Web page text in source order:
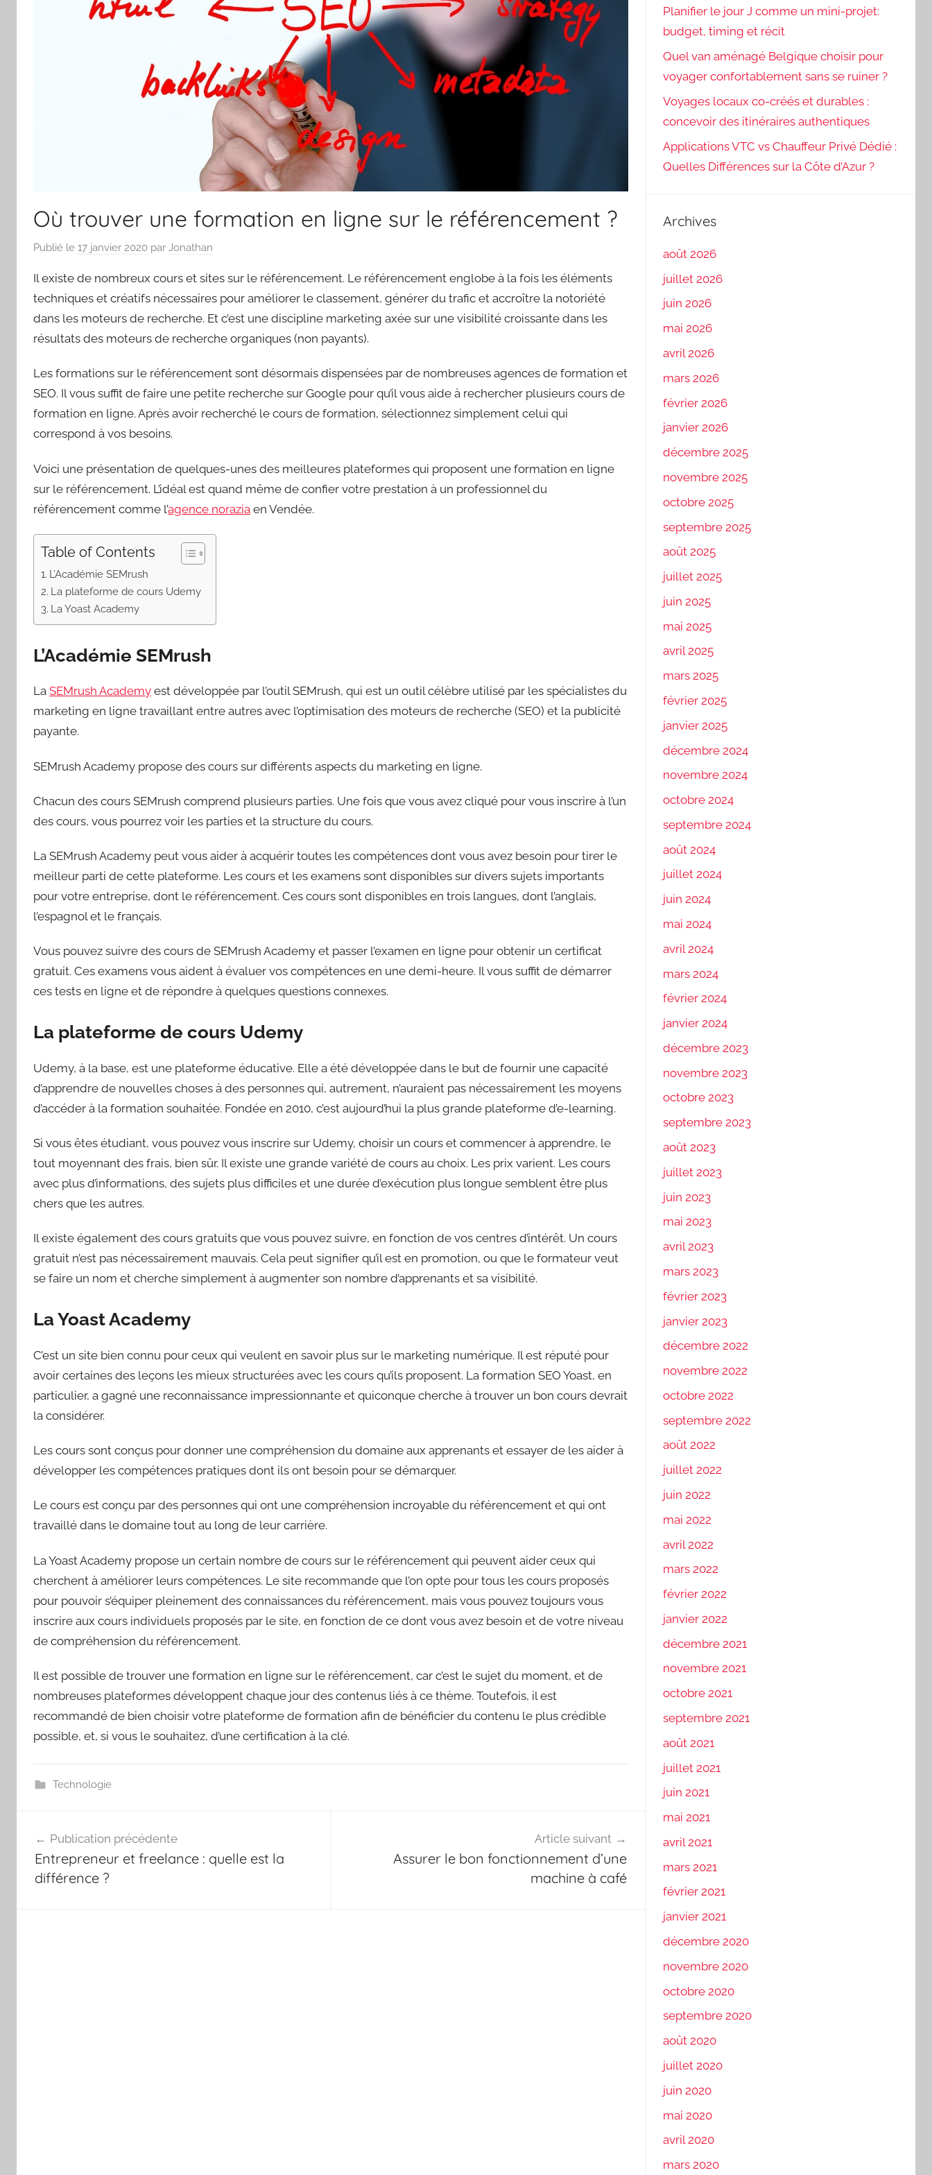
Où trouver une formation en ligne sur le référencement ?
Publié le 17 janvier 2020 par Jonathan
Il existe de nombreux cours et sites sur le référencement. Le référencement englobe à la fois les éléments
techniques et créatifs nécessaires pour améliorer le classement, générer du trafic et accroître la notoriété
dans les moteurs de recherche. Et c’est une discipline marketing axée sur une visibilité croissante dans les
résultats des moteurs de recherche organiques (non payants).
Les formations sur le référencement sont désormais dispensées par de nombreuses agences de formation et
SEO. Il vous suffit de faire une petite recherche sur Google pour qu’il vous aide à rechercher plusieurs cours de
formation en ligne. Après avoir recherché le cours de formation, sélectionnez simplement celui qui
correspond à vos besoins.
Voici une présentation de quelques-unes des meilleures plateformes qui proposent une formation en ligne
sur le référencement. L’idéal est quand même de confier votre prestation à un professionnel du
référencement comme l’agence norazia en Vendée.
Table of Contents
L’Académie SEMrush
La plateforme de cours Udemy
La Yoast Academy
L’Académie SEMrush
La SEMrush Academy est développée par l’outil SEMrush, qui est un outil célèbre utilisé par les spécialistes du
marketing en ligne travaillant entre autres avec l’optimisation des moteurs de recherche (SEO) et la publicité
payante.
SEMrush Academy propose des cours sur différents aspects du marketing en ligne.
Chacun des cours SEMrush comprend plusieurs parties. Une fois que vous avez cliqué pour vous inscrire à l’un
des cours, vous pourrez voir les parties et la structure du cours.
La SEMrush Academy peut vous aider à acquérir toutes les compétences dont vous avez besoin pour tirer le
meilleur parti de cette plateforme. Les cours et les examens sont disponibles sur divers sujets importants
pour votre entreprise, dont le référencement. Ces cours sont disponibles en trois langues, dont l’anglais,
l’espagnol et le français.
Vous pouvez suivre des cours de SEMrush Academy et passer l’examen en ligne pour obtenir un certificat
gratuit. Ces examens vous aident à évaluer vos compétences en une demi-heure. Il vous suffit de démarrer
ces tests en ligne et de répondre à quelques questions connexes.
La plateforme de cours Udemy
Udemy, à la base, est une plateforme éducative. Elle a été développée dans le but de fournir une capacité
d’apprendre de nouvelles choses à des personnes qui, autrement, n’auraient pas nécessairement les moyens
d’accéder à la formation souhaitée. Fondée en 2010, c’est aujourd’hui la plus grande plateforme d’e-learning.
Si vous êtes étudiant, vous pouvez vous inscrire sur Udemy, choisir un cours et commencer à apprendre, le
tout moyennant des frais, bien sûr. Il existe une grande variété de cours au choix. Les prix varient. Les cours
avec plus d’informations, des sujets plus difficiles et une durée d’exécution plus longue semblent être plus
chers que les autres.
Il existe également des cours gratuits que vous pouvez suivre, en fonction de vos centres d’intérêt. Un cours
gratuit n’est pas nécessairement mauvais. Cela peut signifier qu’il est en promotion, ou que le formateur veut
se faire un nom et cherche simplement à augmenter son nombre d’apprenants et sa visibilité.
La Yoast Academy
C’est un site bien connu pour ceux qui veulent en savoir plus sur le marketing numérique. Il est réputé pour
avoir certaines des leçons les mieux structurées avec les cours qu’ils proposent. La formation SEO Yoast, en
particulier, a gagné une reconnaissance impressionnante et quiconque cherche à trouver un bon cours devrait
la considérer.
Les cours sont conçus pour donner une compréhension du domaine aux apprenants et essayer de les aider à
développer les compétences pratiques dont ils ont besoin pour se démarquer.
Le cours est conçu par des personnes qui ont une compréhension incroyable du référencement et qui ont
travaillé dans le domaine tout au long de leur carrière.
La Yoast Academy propose un certain nombre de cours sur le référencement qui peuvent aider ceux qui
cherchent à améliorer leurs compétences. Le site recommande que l’on opte pour tous les cours proposés
pour pouvoir s’équiper pleinement des connaissances du référencement, mais vous pouvez toujours vous
inscrire aux cours individuels proposés par le site, en fonction de ce dont vous avez besoin et de votre niveau
de compréhension du référencement.
Il est possible de trouver une formation en ligne sur le référencement, car c’est le sujet du moment, et de
nombreuses plateformes développent chaque jour des contenus liés à ce thème. Toutefois, il est
recommandé de bien choisir votre plateforme de formation afin de bénéficier du contenu le plus crédible
possible, et, si vous le souhaitez, d’une certification à la clé.
Technologie
de
l’article
Publication précédente
Entrepreneur et freelance : quelle est la
différence ?
Article suivant
Assurer le bon fonctionnement d’une
machine à café
Planifier le jour J comme un mini-projet:
budget, timing et récit
Quel van aménagé Belgique choisir pour
voyager confortablement sans se ruiner ?
Voyages locaux co-créés et durables :
concevoir des itinéraires authentiques
Applications VTC vs Chauffeur Privé Dédié :
Quelles Différences sur la Côte d’Azur ?
Archives
août 2026
juillet 2026
juin 2026
mai 2026
avril 2026
mars 2026
février 2026
janvier 2026
décembre 2025
novembre 2025
octobre 2025
septembre 2025
août 2025
juillet 2025
juin 2025
mai 2025
avril 2025
mars 2025
février 2025
janvier 2025
décembre 2024
novembre 2024
octobre 2024
septembre 2024
août 2024
juillet 2024
juin 2024
mai 2024
avril 2024
mars 2024
février 2024
janvier 2024
décembre 2023
novembre 2023
octobre 2023
septembre 2023
août 2023
juillet 2023
juin 2023
mai 2023
avril 2023
mars 2023
février 2023
janvier 2023
décembre 2022
novembre 2022
octobre 2022
septembre 2022
août 2022
juillet 2022
juin 2022
mai 2022
avril 2022
mars 2022
février 2022
janvier 2022
décembre 2021
novembre 2021
octobre 2021
septembre 2021
août 2021
juillet 2021
juin 2021
mai 2021
avril 2021
mars 2021
février 2021
janvier 2021
décembre 2020
novembre 2020
octobre 2020
septembre 2020
août 2020
juillet 2020
juin 2020
mai 2020
avril 2020
mars 2020